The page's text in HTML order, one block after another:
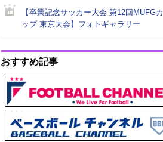
【卒業記念サッカー大会 第12回MUFGカ
ップ 東京大会】フォトギャラリー
おすすめ記事